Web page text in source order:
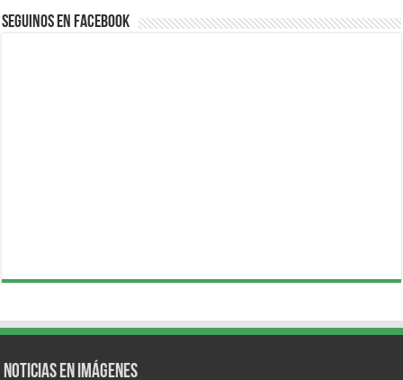
Seguinos en Facebook
Noticias en Imágenes